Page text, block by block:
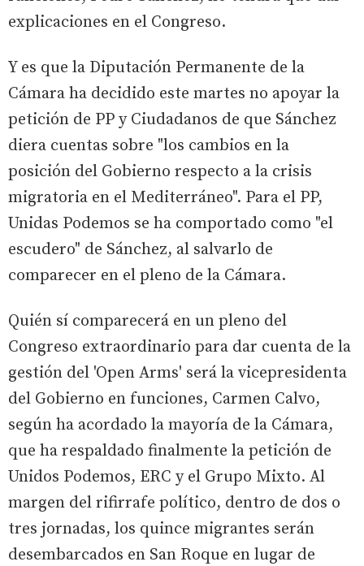
explicaciones en el Congreso.
Y es que la Diputación Permanente de la
Cámara ha decidido este martes no apoyar la
petición de PP y Ciudadanos de que Sánchez
diera cuentas sobre "los cambios en la
posición del Gobierno respecto a la crisis
migratoria en el Mediterráneo". Para el PP,
Unidas Podemos se ha comportado como "el
escudero" de Sánchez, al salvarlo de
comparecer en el pleno de la Cámara.
Quién sí comparecerá en un pleno del
Congreso extraordinario para dar cuenta de la
gestión del 'Open Arms' será la vicepresidenta
del Gobierno en funciones, Carmen Calvo,
según ha acordado la mayoría de la Cámara,
que ha respaldado finalmente la petición de
Unidos Podemos, ERC y el Grupo Mixto. Al
margen del rifirrafe político, dentro de dos o
tres jornadas, los quince migrantes serán
desembarcados en San Roque en lugar de